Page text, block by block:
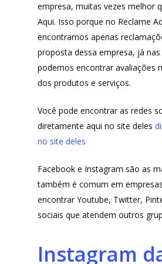
empresa, muitas vezes melhor
Aqui. Isso porque no Reclame
encontramos apenas
proposta dessa empresa, já
podemos encontrar avaliações
dos produtos e serviços.
Você pode encontrar as redes
diretamente aqui no site deles
no site deles
Facebook e Instagram são as
também é comum em
encontrar Youtube, Twitter,
sociais que atendem outros
Instagram